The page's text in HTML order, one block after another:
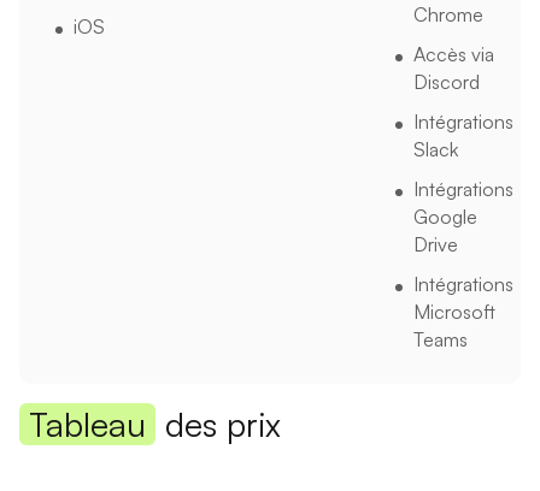
iOS
Chrome
Accès via
Discord
Intégrations
Slack
Intégrations
Google
Drive
Intégrations
Microsoft
Teams
Tableau des prix